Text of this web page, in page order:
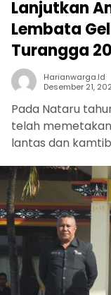
Lanjutkan
Lembata
Turangga
Harianwarga.id
Desember 21,
Pada Nataru
telah
lantas dan